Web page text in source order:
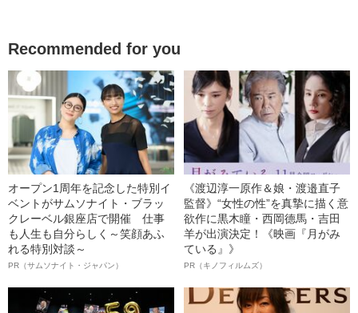
Recommended for you
オープン1周年を記念した特別イ
ベントがサムソナイト・ブラッ
クレーベル銀座店で開催 仕事
も人生も自分らしく～笑顔あふ
れる特別対談～
PR（サムソナイト・ジャパン）
《渡辺淳一原作＆娘・渡邉直子
監督》“女性の性”を真摯に描く意
欲作に黒木瞳・西岡德馬・吉田
羊が出演決定！《映画『月がみ
ている』》
PR（キノフィルムズ）